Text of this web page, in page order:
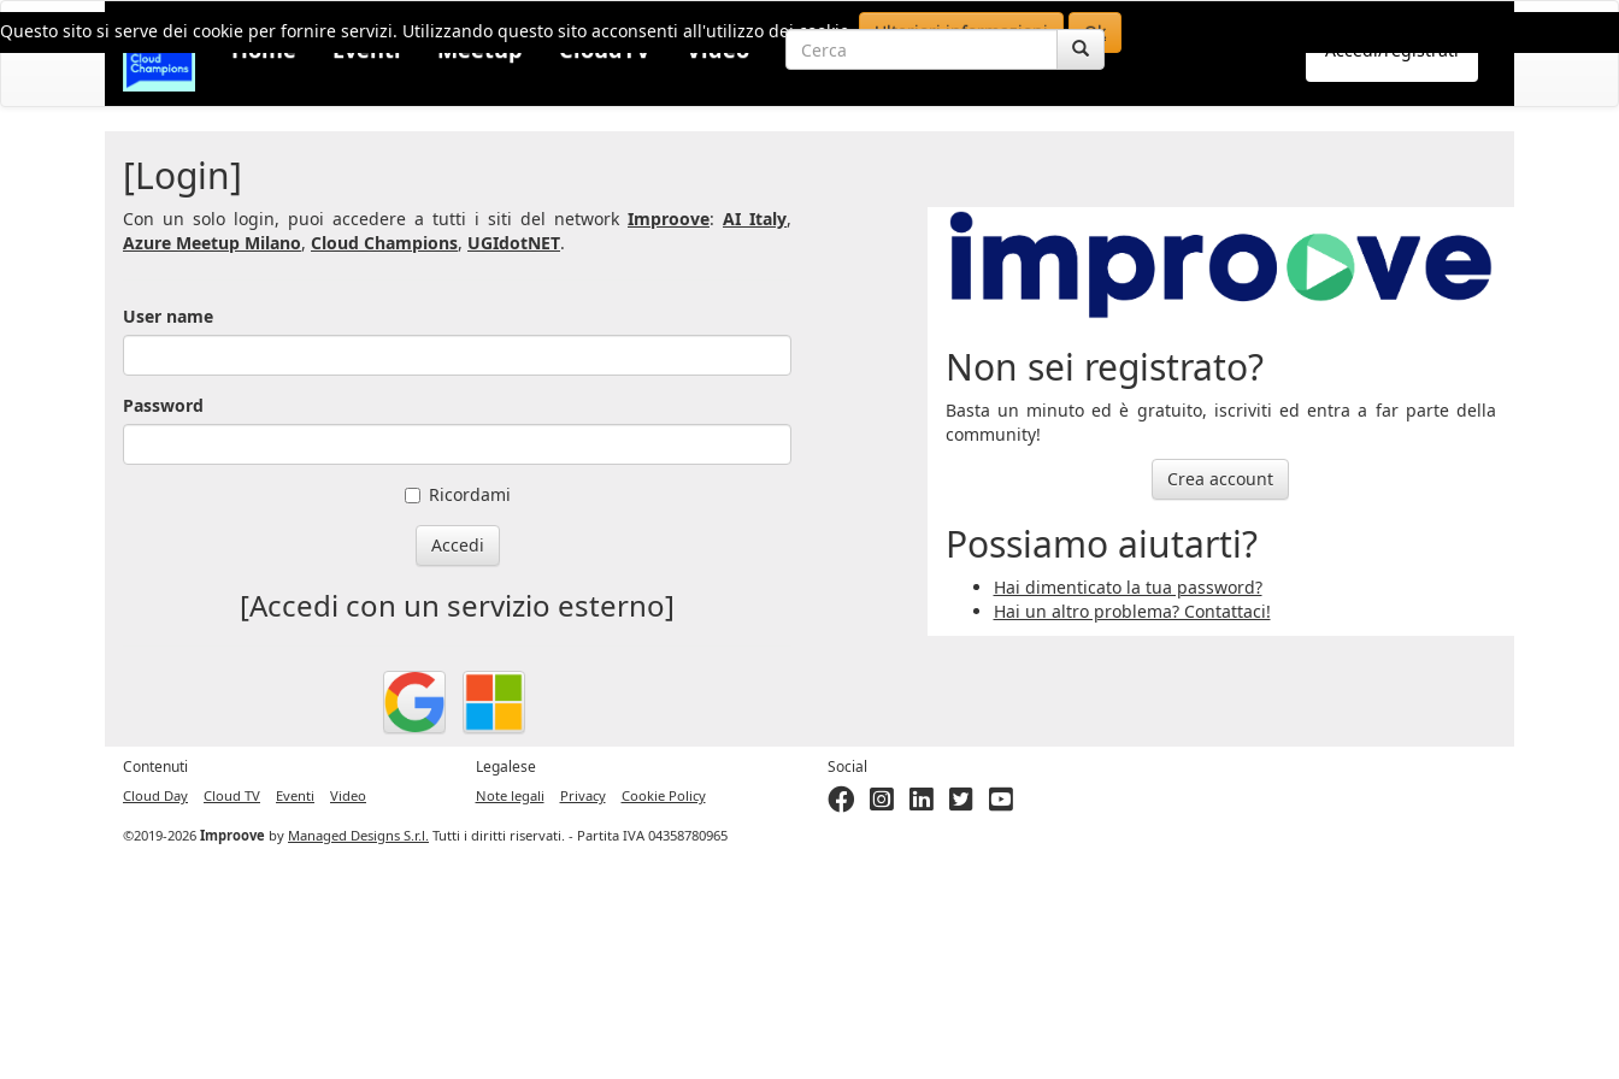
Questo sito si serve dei cookie per fornire servizi. Utilizzando questo sito acconsenti all'utilizzo dei cookie. Ulteriori informazioni Ok
Home Eventi Meetup CloudTV Video Accedi/registrati
[Login]
Con un solo login, puoi accedere a tutti i siti del network Improove: AI Italy,
Azure Meetup Milano, Cloud Champions, UGIdotNET.
User name
Password
Ricordami
Accedi
[Accedi con un servizio esterno]
Non sei registrato?
Basta un minuto ed è gratuito, iscriviti ed entra a far parte della
community!
Crea account
Possiamo aiutarti?
Hai dimenticato la tua password?
Hai un altro problema? Contattaci!
Contenuti
Cloud Day Cloud TV Eventi Video
Legalese
Note legali Privacy Cookie Policy
Social
©2019-2026 Improove by Managed Designs S.r.l. Tutti i diritti riservati. - Partita IVA 04358780965